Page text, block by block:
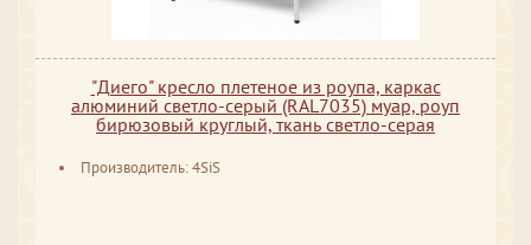
"Диего" кресло плетеное из роупа, каркас
алюминий светло-серый (RAL7035) муар, роуп
бирюзовый круглый, ткань светло-серая
Производитель: 4SiS